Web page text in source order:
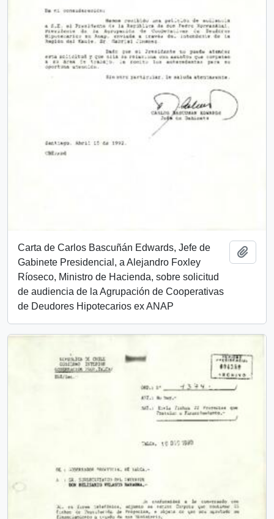
Carta de Carlos Bascuñán Edwards, Jefe de
Gabinete Presidencial, a Alejandro Foxley
Ríoseco, Ministro de Hacienda, sobre solicitud
de audiencia de la Agrupación de Cooperativas
de Deudores Hipotecarios ex ANAP